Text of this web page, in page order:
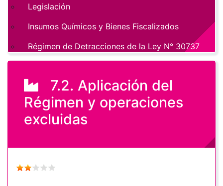
7.2. Aplicación del
Régimen y operaciones
excluidas
Legislación
Insumos Químicos y Bienes Fiscalizados
Régimen de Detracciones de la Ley N° 30737